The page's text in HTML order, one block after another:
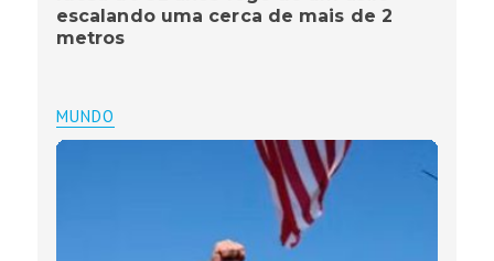
escalando uma cerca de mais de 2
metros
MUNDO